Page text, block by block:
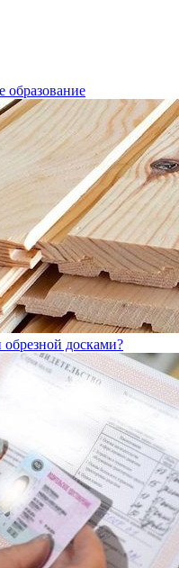
образование
досками?